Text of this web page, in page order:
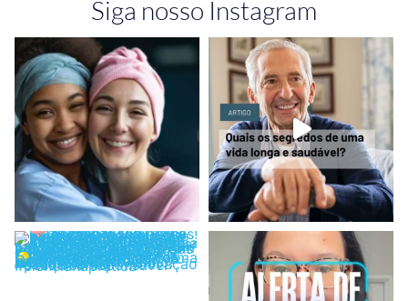
Siga nosso Instagram